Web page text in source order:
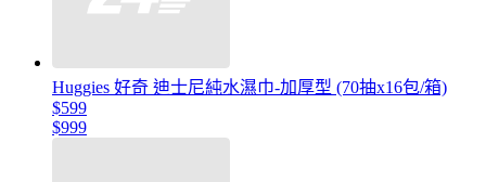
Huggies 好奇 迪士尼純水濕巾-加厚型 (70抽x16包/箱)
$599
$999